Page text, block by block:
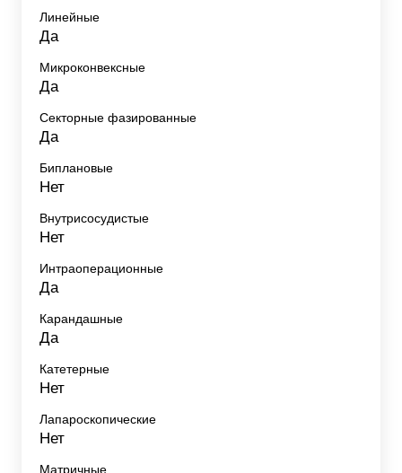
Линейные
Да
Микроконвексные
Да
Секторные фазированные
Да
Биплановые
Нет
Внутрисосудистые
Нет
Интраоперационные
Да
Карандашные
Да
Катетерные
Нет
Лапароскопические
Нет
Матричные